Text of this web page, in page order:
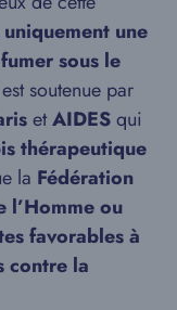
uniquement une
sous le
soutenue par
etAIDESqui
thérapeutique
la Fédération
ou
favorables à
contre la